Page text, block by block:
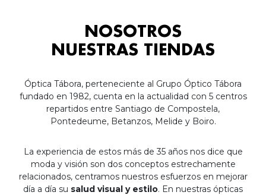
NOSOTROS
NUESTRAS TIENDAS
Óptica Tábora, perteneciente al Grupo Óptico Tábora
fundado en 1982, cuenta en la actualidad con 5 centros
repartidos entre Santiago de Compostela,
Pontedeume, Betanzos, Melide y Boiro.
La experiencia de estos más de 35 años nos dice que
moda y visión son dos conceptos estrechamente
relacionados, centramos nuestros esfuerzos en mejorar
día a día su salud visual y estilo. En nuestras ópticas